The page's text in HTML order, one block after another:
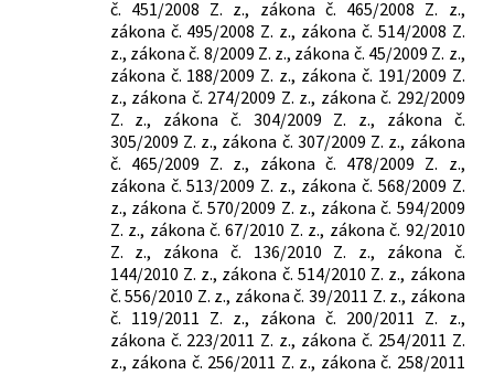
č. 451/2008 Z. z., zákona č. 465/2008 Z. z.,
zákona č. 495/2008 Z. z., zákona č. 514/2008 Z.
z., zákona č. 8/2009 Z. z., zákona č. 45/2009 Z. z.,
zákona č. 188/2009 Z. z., zákona č. 191/2009 Z.
z., zákona č. 274/2009 Z. z., zákona č. 292/2009
Z. z., zákona č. 304/2009 Z. z., zákona č.
305/2009 Z. z., zákona č. 307/2009 Z. z., zákona
č. 465/2009 Z. z., zákona č. 478/2009 Z. z.,
zákona č. 513/2009 Z. z., zákona č. 568/2009 Z.
z., zákona č. 570/2009 Z. z., zákona č. 594/2009
Z. z., zákona č. 67/2010 Z. z., zákona č. 92/2010
Z. z., zákona č. 136/2010 Z. z., zákona č.
144/2010 Z. z., zákona č. 514/2010 Z. z., zákona
č. 556/2010 Z. z., zákona č. 39/2011 Z. z., zákona
č. 119/2011 Z. z., zákona č. 200/2011 Z. z.,
zákona č. 223/2011 Z. z., zákona č. 254/2011 Z.
z., zákona č. 256/2011 Z. z., zákona č. 258/2011